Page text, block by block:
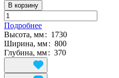
В корзину
Подробнее
Высота, мм: 1730
Ширина, мм: 800
Глубина, мм: 370